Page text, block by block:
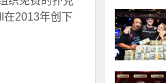
在2013年创下